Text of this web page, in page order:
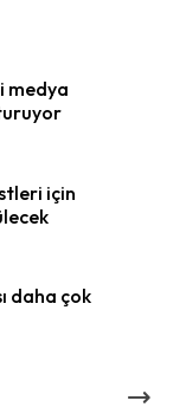
medya
için
daha çok